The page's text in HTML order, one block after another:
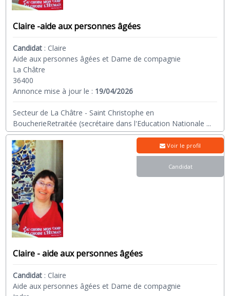
Claire -aide aux personnes âgées
Candidat : Claire
Aide aux personnes âgées et Dame de compagnie
La Châtre
36400
Annonce mise à jour le : 19/04/2026
Secteur de La Châtre - Saint Christophe en
BoucherieRetraitée (secrétaire dans l'Education Nationale ...
Claire - aide aux personnes âgées
Candidat : Claire
Aide aux personnes âgées et Dame de compagnie
Voir le profil
Candidat